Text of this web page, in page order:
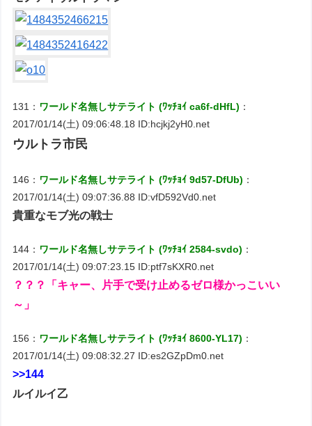
131： ワールド名無しサテライト (ﾜｯﾁｮｲ ca6f-dHfL) ：
2017/01/14(土) 09:06:48.18 ID:hcjkj2yH0.net
ウルトラ市民
146： ワールド名無しサテライト (ﾜｯﾁｮｲ 9d57-DfUb) ：
2017/01/14(土) 09:07:36.88 ID:vfD592Vd0.net
貴重なモブ光の戦士
144： ワールド名無しサテライト (ﾜｯﾁｮｲ 2584-svdo) ：
2017/01/14(土) 09:07:23.15 ID:ptf7sKXR0.net
？？？「キャー、片手で受け止めるゼロ様かっこいい
～」
156： ワールド名無しサテライト (ﾜｯﾁｮｲ 8600-YL17) ：
2017/01/14(土) 09:08:32.27 ID:es2GZpDm0.net
>>144
ルイルイ乙